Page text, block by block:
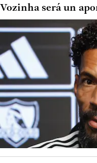
Vozinha será un